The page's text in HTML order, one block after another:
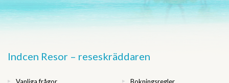
Indcen Resor – reseskräddaren